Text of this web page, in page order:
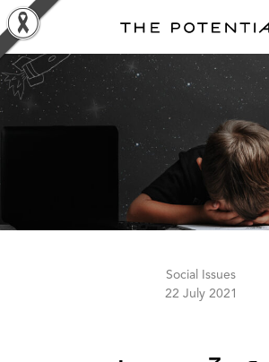
Skip
to
content
Social Issues
22 July 2021